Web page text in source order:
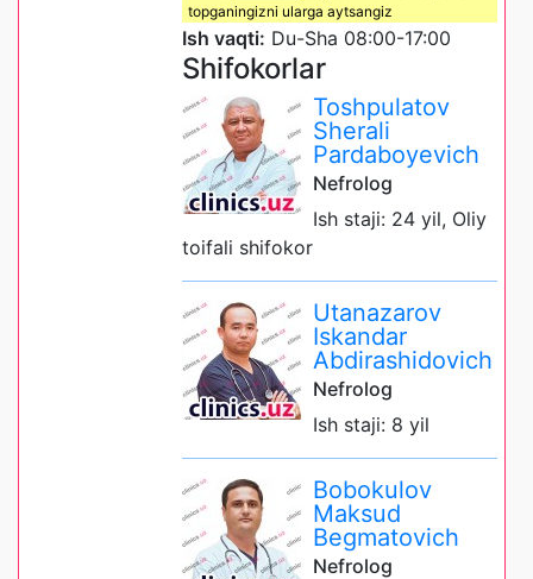
topganingizni ularga aytsangiz
Ish vaqti: Du-Sha 08:00-17:00
Shifokorlar
Toshpulatov
Sherali
Pardaboyevich
Nefrolog
Ish staji: 24 yil, Oliy
toifali shifokor
Utanazarov
Iskandar
Abdirashidovich
Nefrolog
Ish staji: 8 yil
Bobokulov
Maksud
Begmatovich
Nefrolog